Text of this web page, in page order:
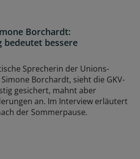
Borchardt:
bedeutet bessere
Sprecherin der Unions-
Borchardt, sieht die GKV-
gesichert, mahnt aber
an. Im Interview erläutert
der Sommerpause.